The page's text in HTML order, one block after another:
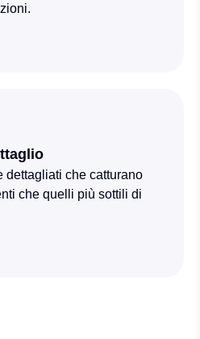
dettagliati che catturano
che quelli più sottili di